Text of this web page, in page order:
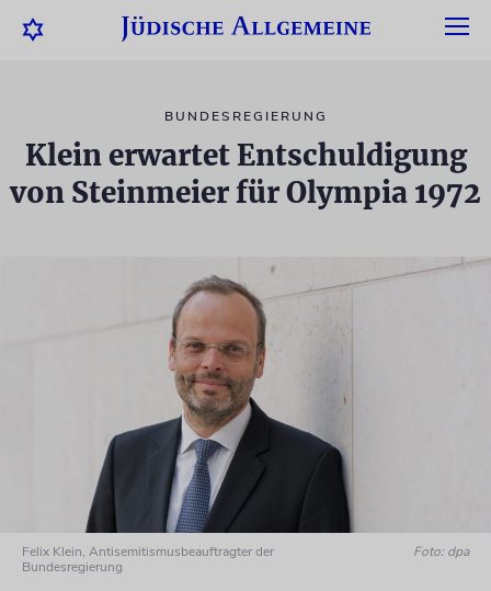
BUNDESREGIERUNG
Klein erwartet Entschuldigung
von Steinmeier für Olympia 1972
Felix Klein, Antisemitismusbeauftragter der
Bundesregierung
Foto: dpa